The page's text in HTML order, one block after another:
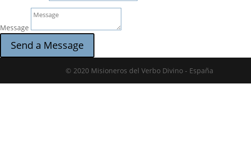
Message
Send a Message
© 2020 Misioneros del Verbo Divino - España